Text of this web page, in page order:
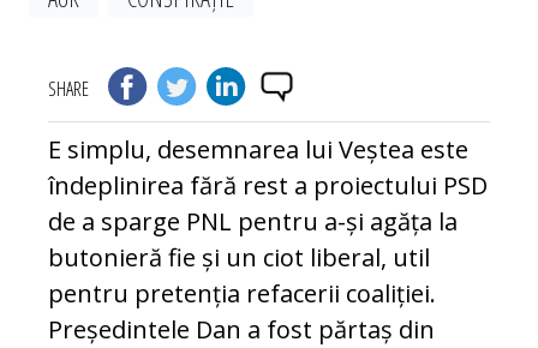
SHARE
E simplu, desemnarea lui Veștea este
îndeplinirea fără rest a proiectului PSD
de a sparge PNL pentru a-și agăța la
butonieră fie și un ciot liberal, util
pentru pretenția refacerii coaliției.
Președintele Dan a fost părtaș din